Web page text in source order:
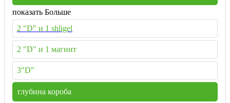
показать Больше
2 "D" и 1 shligel
2 "D" и 1 магнит
3"D"
глубина короба